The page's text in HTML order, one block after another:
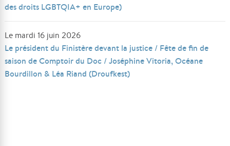
des droits LGBTQIA+ en Europe)
Le mardi 16 juin 2026
Le président du Finistère devant la justice / Fête de fin de
saison de Comptoir du Doc / Joséphine Vitoria, Océane
Bourdillon & Léa Riand (Droufkest)